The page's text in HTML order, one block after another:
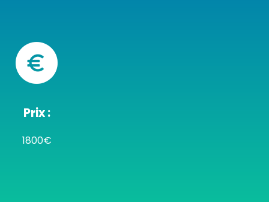
Prix :
1800€